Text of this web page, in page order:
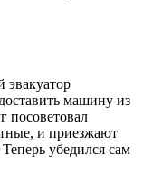
эвакуатор
машину из
и приезжают
убедился сам